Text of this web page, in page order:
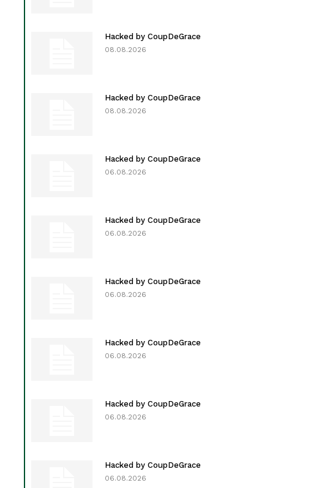
Hacked by CoupDeGrace
08.08.2026
Hacked by CoupDeGrace
08.08.2026
Hacked by CoupDeGrace
06.08.2026
Hacked by CoupDeGrace
06.08.2026
Hacked by CoupDeGrace
06.08.2026
Hacked by CoupDeGrace
06.08.2026
Hacked by CoupDeGrace
06.08.2026
Hacked by CoupDeGrace
06.08.2026